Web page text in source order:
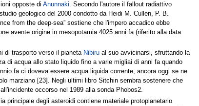
opposte diAnunnaki. Secondo l'autore il fallout radiattivo
geologico del 2000 condotto da Heidi M. Cullen, P. B.
from the deep-sea” sostiene che l'impero accadico ebbe
avente origine in mesopotamia 4025 anni fa (riferito alla data
di trasporto verso il pianeta Nibiru al suo avvicinarsi, sfruttando la
di acqua allo stato liquido fino a varie migliai di anni fa quando
fa ci doveva essere acqua liquida corrente, ancora oggi se ne
marziano [23]. Negli ultimi libro Sitchin sembra sostenere che
occorso nel 1989 alla sonda Phobos2.
principale degli asteroidi contiene materiale protoplanetario